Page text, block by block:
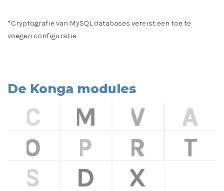
*Cryptografie van MySQL databases vereist een toe te
voegen configuratie
De Konga modules